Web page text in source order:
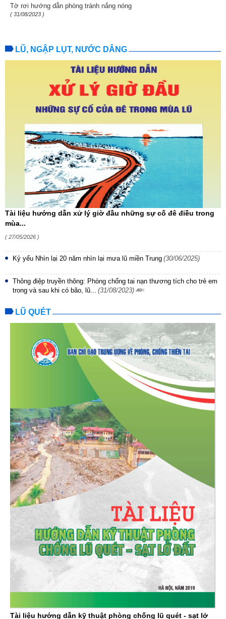
Tờ rơi hướng dẫn phòng tránh nắng nóng
( 31/08/2023 )
LŨ, NGẬP LỤT, NƯỚC DÂNG
Tài liệu hướng dẫn xử lý giờ đầu những sự cố đê điều trong
mùa...
( 27/05/2026 )
Kỷ yếu Nhìn lại 20 năm nhìn lại mưa lũ miền Trung (30/06/2025)
Thông điệp truyền thông: Phòng chống tai nạn thương tích cho trẻ em
trong và sau khi có bão, lũ...
(31/08/2023)
LŨ QUÉT
Tài liệu hướng dẫn kỹ thuật phòng chống lũ quét - sạt lở